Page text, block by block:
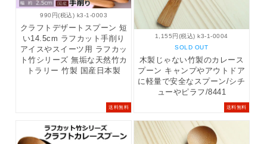
990円(税込) k3-1-0003
クラフトデザートスプーン 短
い14.5cm ラフカット手削り
アイスやスイーツ用 ラフカッ
ト竹シリーズ 無垢な天然竹カ
トラリー 竹製 国産日本製
送料無料
1,155円(税込) k3-1-0004
SOLD OUT
木製じゃない竹製のカレース
プーン キャンプやアウトドア
に軽量で安全なスプーン/シチ
ューやピラフ/8441
送料無料